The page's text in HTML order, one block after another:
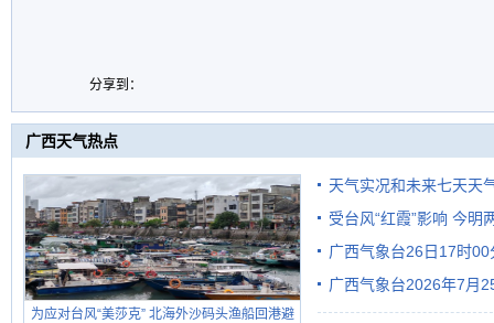
分享到：
广西天气热点
为应对台风“美莎克” 北海外沙码头渔船回港避
天气实况和未来七天天
受台风“红霞”影响 今明
有较强降雨
广西气象台26日17时
广西气象台2026年7月